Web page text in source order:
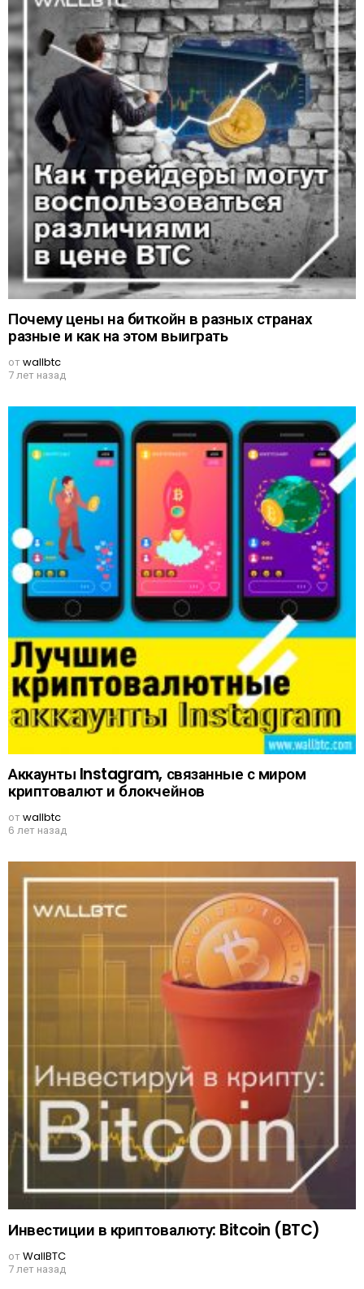
Почему цены на биткойн в разных странах
разные и как на этом выиграть
отwallbtc
7 лет назад
Аккаунты Instagram, связанные с миром
криптовалют и блокчейнов
отwallbtc
6 лет назад
Инвестиции в криптовалюту: Bitcoin (BTC)
отWallBTC
7 лет назад